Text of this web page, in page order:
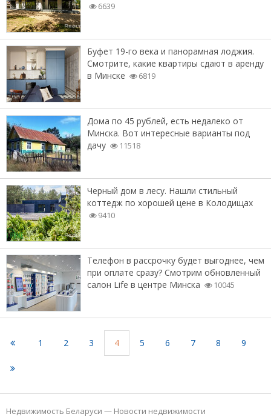
6639
Буфет 19-го века и панорамная лоджия.
Смотрите, какие квартиры сдают в аренду
в Минске
6819
Дома по 45 рублей, есть недалеко от
Минска. Вот интересные варианты под
дачу
11518
Черный дом в лесу. Нашли стильный
коттедж по хорошей цене в Колодищах
9410
Телефон в рассрочку будет выгоднее, чем
при оплате сразу? Смотрим обновленный
салон Life в центре Минска
10045
1 2 3 4 5 6 7 8 9
Недвижимость Беларуси — Новости недвижимости